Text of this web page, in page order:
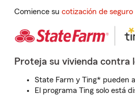
Comience su cotización de
Proteja su vivienda contra
State Farm y Ting* pueden
El programa Ting solo está